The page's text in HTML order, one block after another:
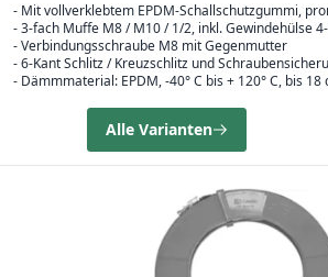
- Mit vollverklebtem EPDM-Schallschutzgummi,
- 3-fach Muffe M8 / M10 / 1/2, inkl. Gewindehülse
- Verbindungsschraube M8 mit Gegenmutter
- 6-Kant Schlitz / Kreuzschlitz und
- Dämmmaterial: EPDM, -40° C bis + 120° C, bis 18
Alle Varianten